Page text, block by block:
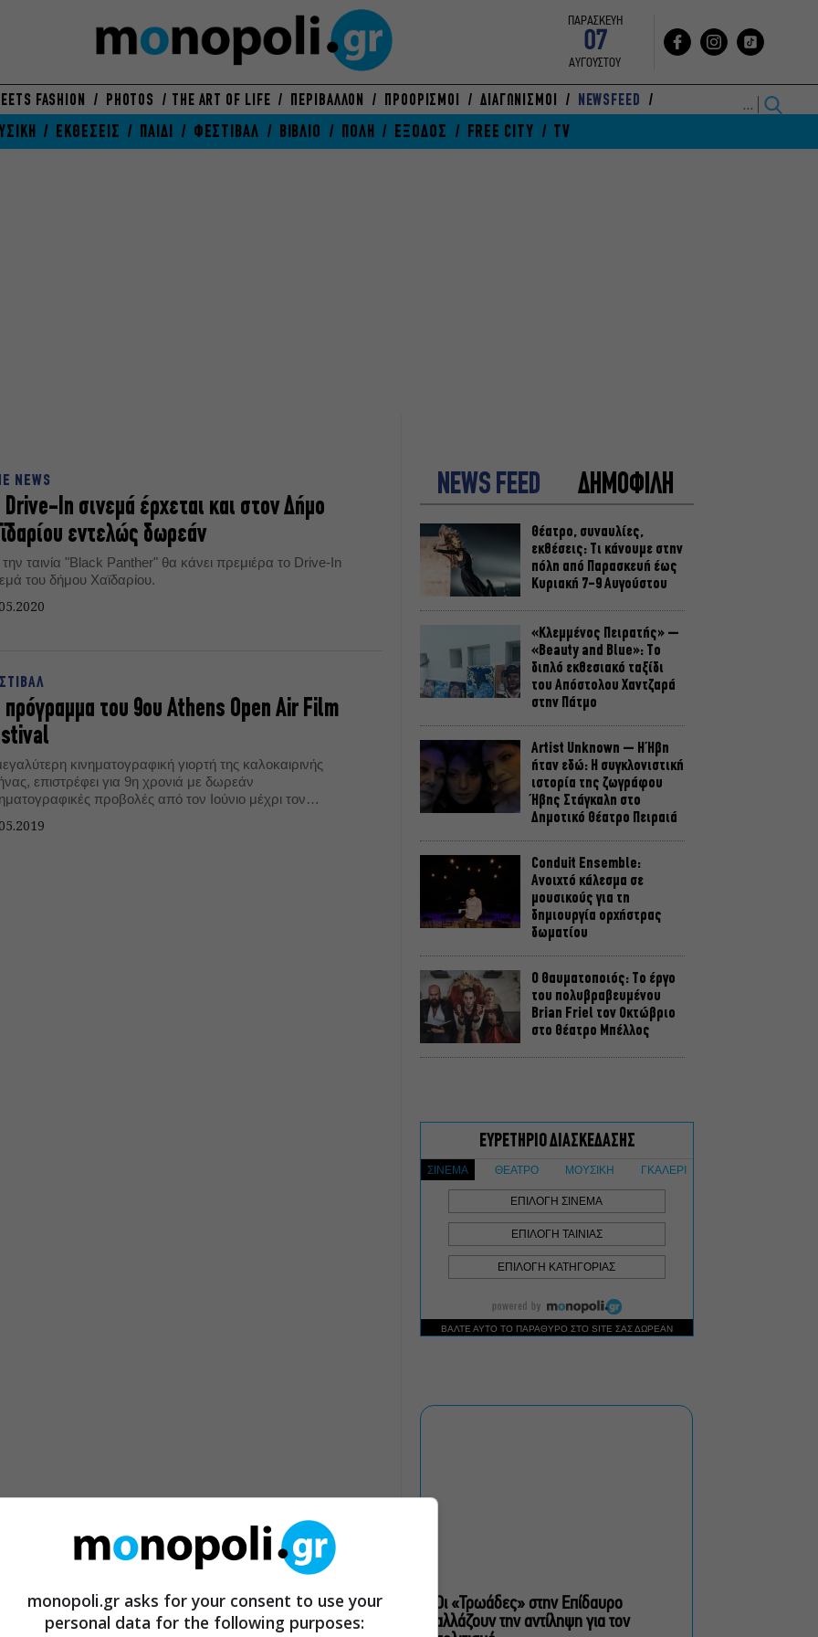
ΠΑΡΑΣΚΕΥΗ
07
ΑΥΓΟΥΣΤΟΥ
FASHION PHOTOS THE ART OF LIFE ΠΕΡΙΒΑΛΛΟΝ ΠΡΟΟΡΙΣΜΟΙ ΔΙΑΓΩΝΙΣΜΟΙ NEWSFEED
ΕΚΘΕΣΕΙΣ ΠΑΙΔΙ ΦΕΣΤΙΒΑΛ ΒΙΒΛΙΟ ΠΟΛΗ ΕΞΟΔΟΣ FREE CITY TV
NEWS
Drive-In σινεμά έρχεται και στον Δήμο
εντελώς δωρεάν
ταινία "Black Panther" θα κάνει πρεμιέρα το Drive-In
του δήμου Χαϊδαρίου.
πρόγραμμα του 9ου Athens Open Air Film
κινηματογραφική γιορτή της καλοκαιρινής
επιστρέφει για 9η χρονιά με δωρεάν
προβολές από τον Ιούνιο μέχρι τον
NEWS FEED ΔΗΜΟΦΙΛΗ
Θέατρο, συναυλίες,
εκθέσεις: Τι κάνουμε στην
πόλη από Παρασκευή έως
Κυριακή 7-9 Αυγούστου
«Κλεμμένος Πειρατής» –
«Beauty and Blue»: Το
διπλό εκθεσιακό ταξίδι
του Απόστολου Χαντζαρά
στην Πάτμο
Artist Unknown – Η Ήβη
ήταν εδώ: Η συγκλονιστική
ιστορία της ζωγράφου
Ήβης Στάγκαλη στο
Δημοτικό Θέατρο Πειραιά
Conduit Ensemble:
Ανοιχτό κάλεσμα σε
μουσικούς για τη
δημιουργία ορχήστρας
δωματίου
Ο Θαυματοποιός: Το έργο
του πολυβραβευμένου
Brian Friel τον Οκτώβριο
στο Θέατρο Μπέλλος
Νεκροταφείο Αθηνών
αθηναϊκά θέατρα θα δούμε
την παράσταση το
Φθινόπωρο
ΥΠΠΟ: Αναβαθμίζεται ο
αρχαιολογικός χώρος του
Ραμνούντος
Απομάκρυνση 240
Οι «Τρωάδες» στην Επίδαυρο
αλλάζουν την αντίληψη για τον
monopoli.gr asks for your consent to use your
personal data for the following purposes: